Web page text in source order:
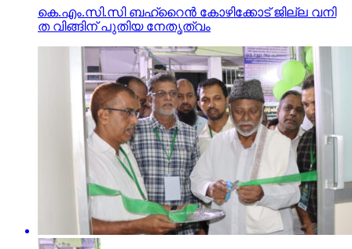
കെ.​എം.​സി.​സി ബ​ഹ്‌​റൈ​ൻ കോ​ഴി​ക്കോ​ട് ജി​ല്ല വ​നി​
ത വി​ങ്ങി​ന് പു​തി​യ നേ​തൃ​ത്വം